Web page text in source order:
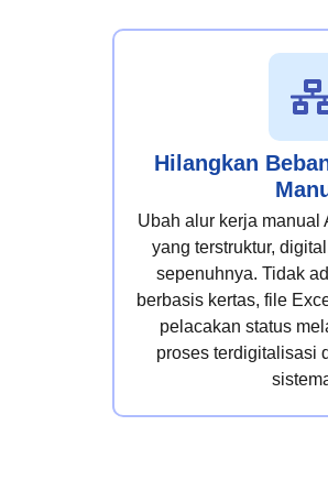
Hilangkan
Ubah alur kerja manual
yang terstruktur,
sepenuhnya. Tidak
berbasis kertas, file
pelacakan status
proses terdigitalisasi